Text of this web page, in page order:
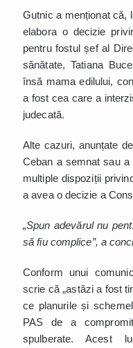
Gutnic a menționat că,
elabora o decizie
pentru fostul șef al
sănătate, Tatiana
însă mama edilului,
a fost cea care a
judecată.
Alte cazuri, anunțate
Ceban a semnat sau
multiple dispoziții
a avea o decizie a
„Spun adevărul nu
să fiu complice”, a
Conform unui
scrie că „astăzi a fost
ce planurile și
PAS de a
spulberate. Acest